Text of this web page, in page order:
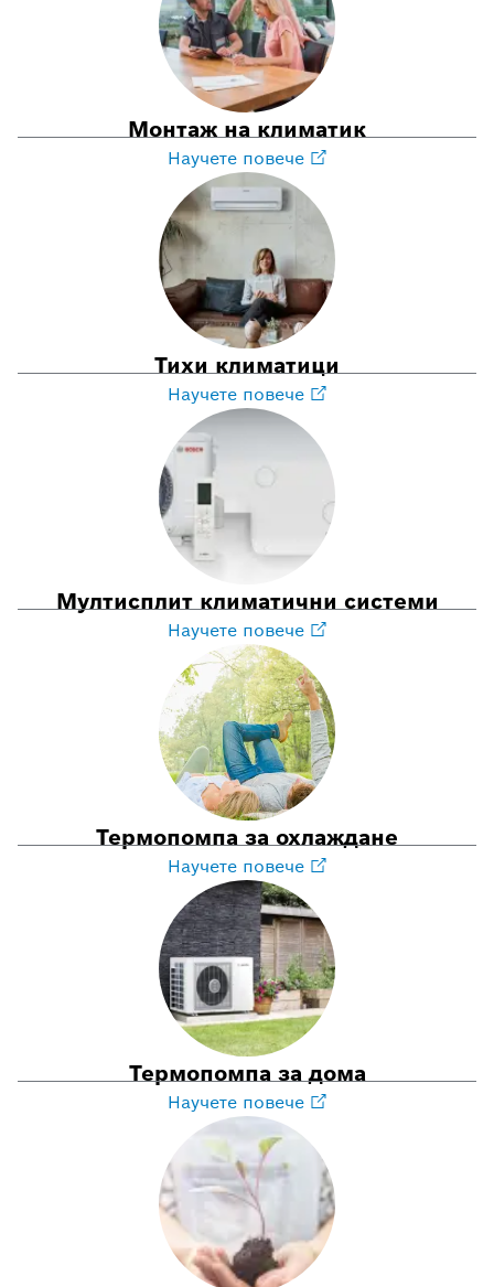
Монтаж на климатик
Научете повече
Тихи климатици
Научете повече
Мултисплит климатични системи
Научете повече
Термопомпа за охлаждане
Научете повече
Термопомпа за дома
Научете повече